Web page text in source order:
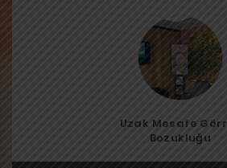
Uzak Mesafe
Bozukluğu